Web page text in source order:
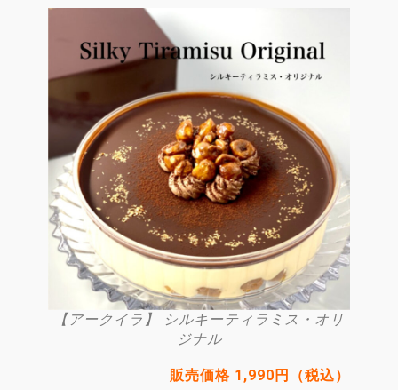
【アークイラ】 シルキーティラミス・オリ
ジナル
販売価格 1,990円（税込）